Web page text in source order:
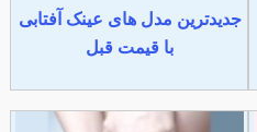
جدیدترین مدل های عینک آفتابی
با قیمت قبل